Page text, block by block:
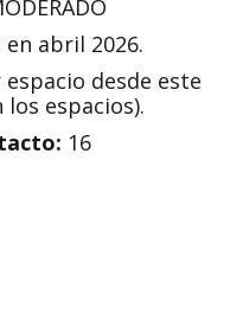
en abril 2026.
desde este
espacios).
16